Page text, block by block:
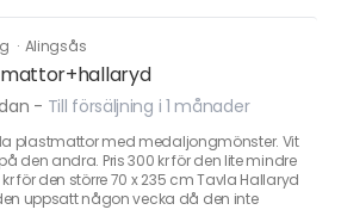
· Alingsås
- Till försäljning i 1 månader
plastmattor med medaljongmönster. Vit
den andra. Pris 300 kr för den lite mindre
för den större 70 x 235 cm Tavla Hallaryd
uppsatt någon vecka då den inte